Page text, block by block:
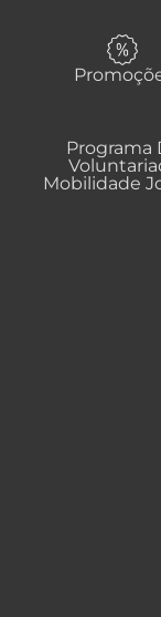
Programa
Mobilidade